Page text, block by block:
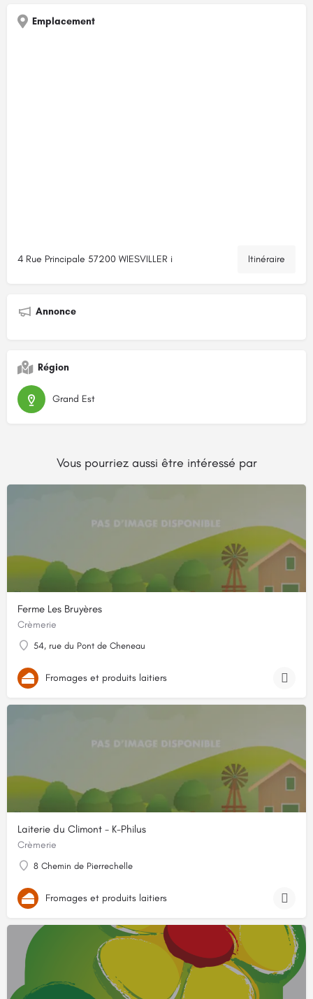
Emplacement
4 Rue Principale 57200 WIESVILLER i Itinéraire
Annonce
Région
Grand Est
Vous pourriez aussi être intéressé par
Ferme Les Bruyères
Crèmerie
54, rue du Pont de Cheneau
Fromages et produits laitiers
Laiterie du Climont - K-Philus
Crèmerie
8 Chemin de Pierrechelle
Fromages et produits laitiers